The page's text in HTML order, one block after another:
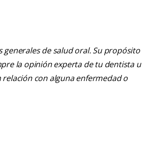
de salud oral. Su propósito
la opinión experta de tu dentista u
con alguna enfermedad o